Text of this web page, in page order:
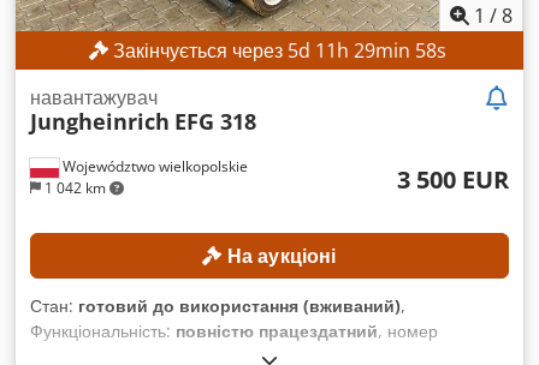
1 /8
Закінчується через 5d 11h 29min 56s
Województwo wielkopolskie
1 042 km
навантажувач
Jungheinrich EFG 318
3 500 EUR
На аукціоні
Стан: готовий до використання (вживаний),
Функціональність: повністю працездатний, номер
машини/транспортного засобу: